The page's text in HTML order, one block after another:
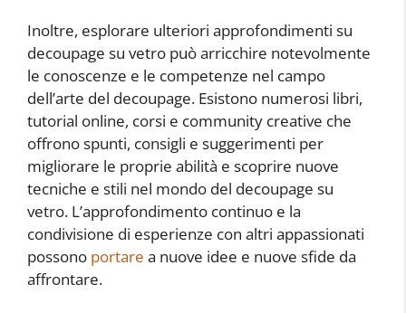
Inoltre, esplorare ulteriori approfondimenti su
decoupage su vetro può arricchire notevolmente
le conoscenze e le competenze nel campo
dell’arte del decoupage. Esistono numerosi libri,
tutorial online, corsi e community creative che
offrono spunti, consigli e suggerimenti per
migliorare le proprie abilità e scoprire nuove
tecniche e stili nel mondo del decoupage su
vetro. L’approfondimento continuo e la
condivisione di esperienze con altri appassionati
possono portare a nuove idee e nuove sfide da
affrontare.